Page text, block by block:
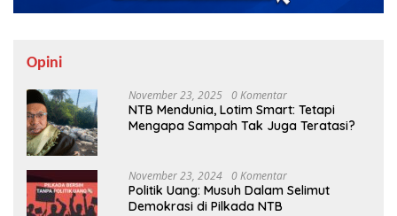
Opini
November 23, 2025 0 Komentar
NTB Mendunia, Lotim Smart: Tetapi
Mengapa Sampah Tak Juga Teratasi?
November 23, 2024 0 Komentar
Politik Uang: Musuh Dalam Selimut
Demokrasi di Pilkada NTB